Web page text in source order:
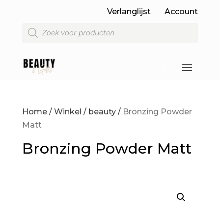
Verlanglijst
Account
Producten
zoeken
Home/ Winkel / beauty/ Bronzing Powder
Matt
Bronzing Powder Matt